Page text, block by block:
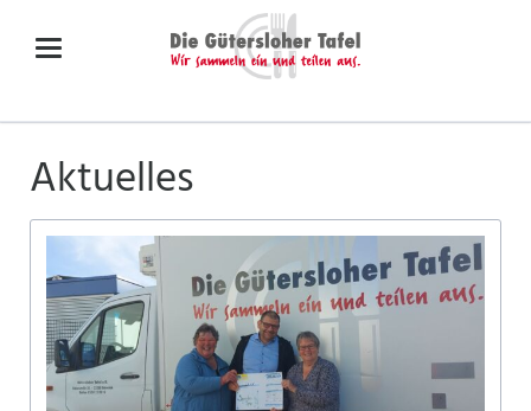
Aktuelles